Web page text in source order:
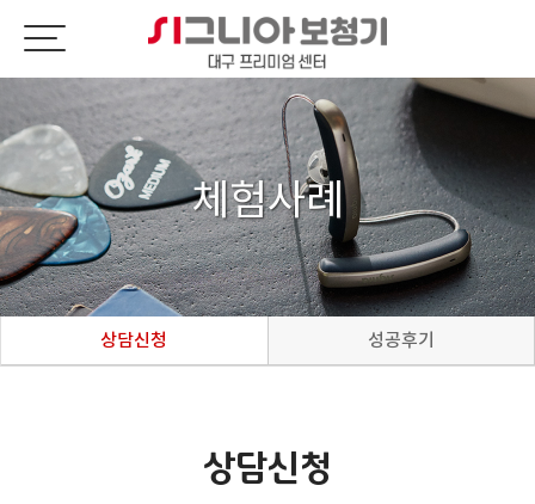
체험사례
상담신청 성공후기
상담신청